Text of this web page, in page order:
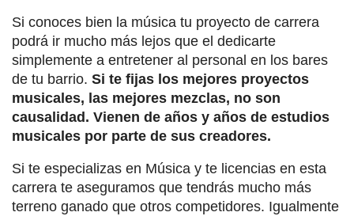
Si conoces bien la música tu proyecto de carrera
podrá ir mucho más lejos que el dedicarte
simplemente a entretener al personal en los bares
de tu barrio. Si te fijas los mejores proyectos
musicales, las mejores mezclas, no son
causalidad. Vienen de años y años de estudios
musicales por parte de sus creadores.
Si te especializas en Música y te licencias en esta
carrera te aseguramos que tendrás mucho más
terreno ganado que otros competidores. Igualmente